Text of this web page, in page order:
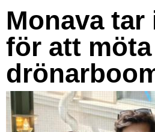
Monava
för att möta